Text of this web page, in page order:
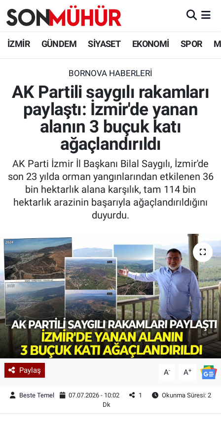
İZMİR GÜNDEM SİYASET EKONOMİ SPOR
BORNOVA HABERLERI
AK Partili saygılı rakamları
paylaştı: İzmir'de yanan
alanın 3 buçuk katı
ağaçlandırıldı
AK Parti İzmir İl Başkanı Bilal Saygılı, İzmir'de
son 23 yılda orman yangınlarından etkilenen 36
bin hektarlık alana karşılık, tam 114 bin
hektarlık arazinin başarıyla ağaçlandırıldığını
duyurdu.
Paylaş A- A+
Beste Temel 07.07.2026 - 10:02 1
Okunma Süresi: 2
Dk
İzmir Nöbetçi Eczaneler
İzmir Namaz Vakitleri
İzmir Trafik Yoğunluk Haritası
Süper Lig Puan Durumu ve Fikstür
Tüm Manşetler
Son Dakika Haberleri